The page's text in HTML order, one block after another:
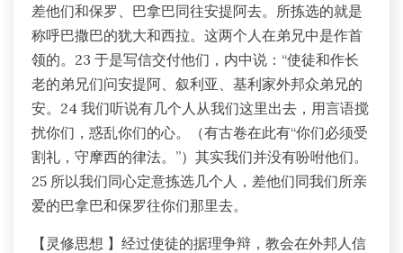
差他们和保罗、巴拿巴同往安提阿去。所拣选的就是
称呼巴撒巴的犹大和西拉。这两个人在弟兄中是作首
领的。23 于是写信交付他们，内中说：“使徒和作长
老的弟兄们问安提阿、叙利亚、基利家外邦众弟兄的
安。24 我们听说有几个人从我们这里出去，用言语搅
扰你们，惑乱你们的心。（有古卷在此有“你们必须受
割礼，守摩西的律法。”）其实我们并没有吩咐他们。
25 所以我们同心定意拣选几个人，差他们同我们所亲
爱的巴拿巴和保罗往你们那里去。
【灵修思想 】经过使徒的据理争辩，教会在外邦人信